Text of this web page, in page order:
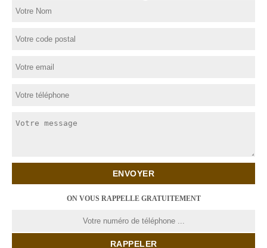
ON VOUS RAPPELLE GRATUITEMENT